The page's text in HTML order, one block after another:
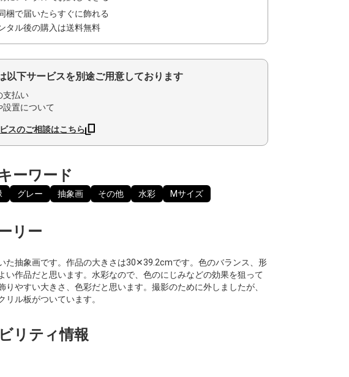
梱で届いたらすぐに飾れる
タル後の購入は送料無料
以下サービスを別途ご用意しております
支払い
設置について
スのご相談はこちら
ーワード
グレー 抽象画 その他 水彩 Mサイズ
リー
た抽象画です。作品の大きさは30✕39.2cmです。色のバランス、形
い作品だと思います。水彩なので、色のにじみなどの効果を狙って
りやすい大きさ、色彩だと思います。撮影のために外しましたが、
リル板がついています。
リティ情報